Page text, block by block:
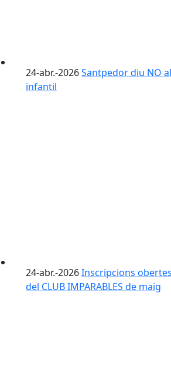
24-abr.-2026Santpedor diu NO
infantil
24-abr.-2026Inscripcions
del CLUB IMPARABLES de maig